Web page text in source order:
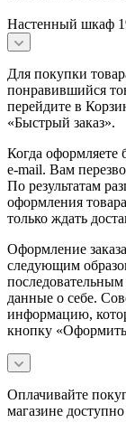
Настенный шкаф
Для покупки
понравившийся
перейдите в
«Быстрый заказ».
Когда
e-mail. Вам
По результатам
оформления
только ждать
Оформление
следующим
данные о себе.
информацию,
кнопку «Оформить
Оплачивайте
магазине